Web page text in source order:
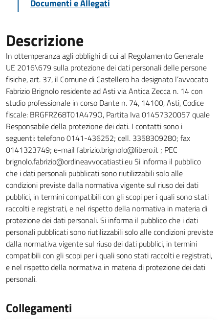
Documenti e Allegati
Descrizione
In ottemperanza agli obblighi di cui al Regolamento Generale
UE 2016\679 sulla protezione dei dati personali delle persone
fisiche, art. 37, il Comune di Castellero ha designato l’avvocato
Fabrizio Brignolo residente ad Asti via Antica Zecca n. 14 con
studio professionale in corso Dante n. 74, 14100, Asti, Codice
fiscale: BRGFRZ68T01A479O, Partita Iva 01457320057 quale
Responsabile della protezione dei dati. I contatti sono i
seguenti: telefono 0141-436252; cell. 3358309280; fax
0141323749; e-mail fabrizio.brignolo@libero.it ; PEC
brignolo.fabrizio@ordineavvocatiasti.eu Si informa il pubblico
che i dati personali pubblicati sono riutilizzabili solo alle
condizioni previste dalla normativa vigente sul riuso dei dati
pubblici, in termini compatibili con gli scopi per i quali sono stati
raccolti e registrati, e nel rispetto della normativa in materia di
protezione dei dati personali. Si informa il pubblico che i dati
personali pubblicati sono riutilizzabili solo alle condizioni previste
dalla normativa vigente sul riuso dei dati pubblici, in termini
compatibili con gli scopi per i quali sono stati raccolti e registrati,
e nel rispetto della normativa in materia di protezione dei dati
personali.
Collegamenti